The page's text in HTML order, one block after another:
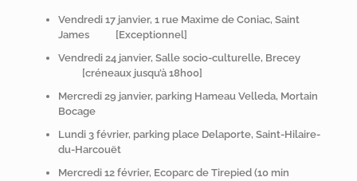
Vendredi 17 janvier, 1 rue Maxime de Coniac, Saint
James [Exceptionnel]
Vendredi 24 janvier, Salle socio-culturelle, Brecey
[créneaux jusqu’à 18h00]
Mercredi 29 janvier, parking Hameau Velleda, Mortain
Bocage
Lundi 3 février, parking place Delaporte, Saint-Hilaire-
du-Harcouët
Mercredi 12 février, Ecoparc de Tirepied (10 min